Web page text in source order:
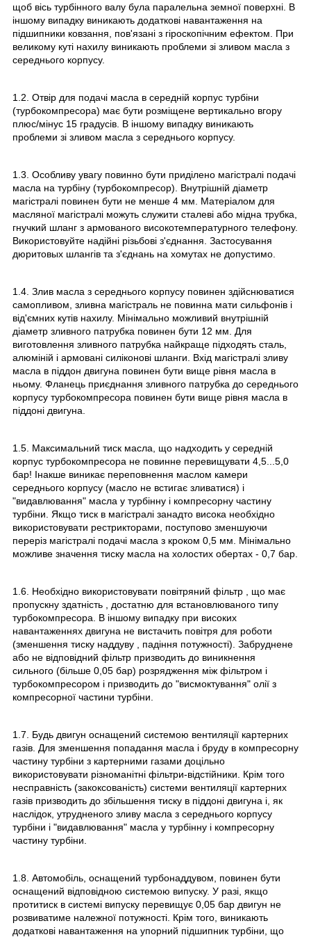
щоб вісь турбінного валу була паралельна земної поверхні. В
іншому випадку виникають додаткові навантаження на
підшипники ковзання, пов'язані з гіроскопічним ефектом. При
великому куті нахилу виникають проблеми зі зливом масла з
середнього корпусу.
1.2. Отвір для подачі масла в середній корпус турбіни
(турбокомпресора) має бути розміщене вертикально вгору
плюс/мінус 15 градусів. В іншому випадку виникають
проблеми зі зливом масла з середнього корпусу.
1.3. Особливу увагу повинно бути приділено магістралі подачі
масла на турбіну (турбокомпресор). Внутрішній діаметр
магістралі повинен бути не менше 4 мм. Матеріалом для
масляної магістралі можуть служити сталеві або мідна трубка,
гнучкий шланг з армованого високотемпературного телефону.
Використовуйте надійні різьбові з'єднання. Застосування
дюритовых шлангів та з'єднань на хомутах не допустимо.
1.4. Злив масла з середнього корпусу повинен здійснюватися
самопливом, зливна магістраль не повинна мати сильфонів і
від'ємних кутів нахилу. Мінімально можливий внутрішній
діаметр зливного патрубка повинен бути 12 мм. Для
виготовлення зливного патрубка найкраще підходять сталь,
алюміній і армовані силіконові шланги. Вхід магістралі зливу
масла в піддон двигуна повинен бути вище рівня масла в
ньому. Фланець приєднання зливного патрубка до середнього
корпусу турбокомпресора повинен бути вище рівня масла в
піддоні двигуна.
1.5. Максимальний тиск масла, що надходить у середній
корпус турбокомпресора не повинне перевищувати 4,5...5,0
бар! Інакше виникає переповнення маслом камери
середнього корпусу (масло не встигає зливатися) і
"видавлювання" масла у турбінну і компресорну частину
турбіни. Якщо тиск в магістралі занадто висока необхідно
використовувати рестрикторами, поступово зменшуючи
переріз магістралі подачі масла з кроком 0,5 мм. Мінімально
можливе значення тиску масла на холостих обертах - 0,7 бар.
1.6. Необхідно використовувати повітряний фільтр , що має
пропускну здатність , достатню для встановлюваного типу
турбокомпресора. В іншому випадку при високих
навантаженнях двигуна не вистачить повітря для роботи
(зменшення тиску наддуву , падіння потужності). Забруднене
або не відповідний фільтр призводить до виникнення
сильного (більше 0,05 бар) розрядження між фільтром і
турбокомпресором і призводить до "висмоктування" олії з
компресорної частини турбіни.
1.7. Будь двигун оснащений системою вентиляції картерних
газів. Для зменшення попадання масла і бруду в компресорну
частину турбіни з картерними газами доцільно
використовувати різноманітні фільтри-відстійники. Крім того
несправність (закоксованість) системи вентиляції картерних
газів призводить до збільшення тиску в піддоні двигуна і, як
наслідок, утрудненого зливу масла з середнього корпусу
турбіни і "видавлювання" масла у турбінну і компресорну
частину турбіни.
1.8. Автомобіль, оснащений турбонаддувом, повинен бути
оснащений відповідною системою випуску. У разі, якщо
протитиск в системі випуску перевищує 0,05 бар двигун не
розвиватиме належної потужності. Крім того, виникають
додаткові навантаження на упорний підшипник турбіни, що